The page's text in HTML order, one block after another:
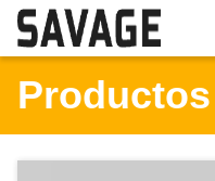
Productos